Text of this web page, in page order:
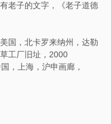
老子的文字，《老子道德
国，北卡罗来纳州，达勒
工厂旧址，2000
上海，沪申画廊，